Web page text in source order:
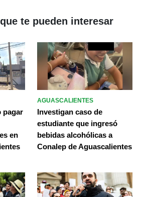
te pueden interesar
pagar
en
AGUASCALIENTES
Investigan caso de
estudiante que ingresó
bebidas alcohólicas a
Conalep de Aguascalientes